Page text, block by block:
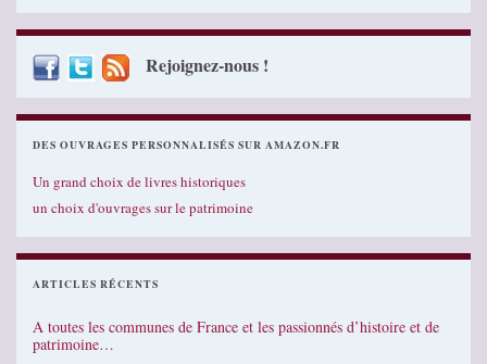
Rejoignez-nous !
DES OUVRAGES PERSONNALISÉS SUR AMAZON.FR
Un grand choix de livres historiques
un choix d'ouvrages sur le patrimoine
ARTICLES RÉCENTS
A toutes les communes de France et les passionnés d’histoire et de
patrimoine…